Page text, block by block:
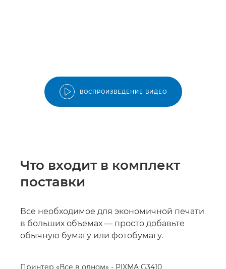
ВОСПРОИЗВЕДЕНИЕ ВИДЕО
Что входит в комплект
поставки
Все необходимое для экономичной печати
в больших объемах — просто добавьте
обычную бумагу или фотобумагу.
Принтер «Все в одном» - PIXMA G3410